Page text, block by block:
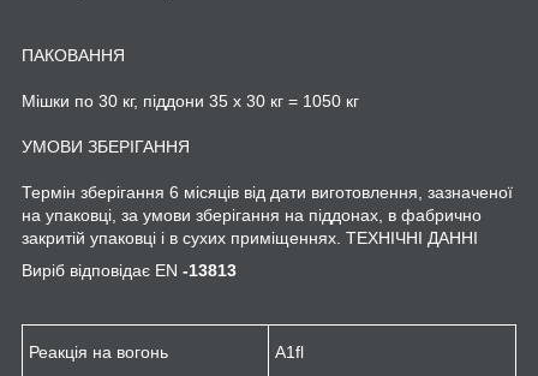
ПАКОВАННЯ
Мішки по 30 кг, піддони 35 x 30 кг = 1050 кг
УМОВИ ЗБЕРІГАННЯ
Термін зберігання 6 місяців від дати виготовлення, зазначеної
на упаковці, за умови зберігання на піддонах, в фабрично
закритій упаковці і в сухих приміщеннях. ТЕХНІЧНІ ДАННІ
Виріб відповідає EN -13813
Реакція на вогонь A1fl